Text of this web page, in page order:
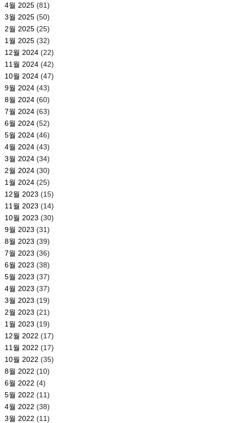
4월 2025(81)
3월 2025(50)
2월 2025(25)
1월 2025(32)
12월 2024(22)
11월 2024(42)
10월 2024(47)
9월 2024(43)
8월 2024(60)
7월 2024(63)
6월 2024(52)
5월 2024(46)
4월 2024(43)
3월 2024(34)
2월 2024(30)
1월 2024(25)
12월 2023 (15)
11월 2023 (14)
10월 2023 (30)
9월 2023 (31)
8월 2023 (39)
7월 2023 (36)
6월 2023 (38)
5월 2023 (37)
4월 2023 (37)
3월 2023 (19)
2월 2023 (21)
1월 2023 (19)
12월 2022 (17)
11월 2022 (17)
10월 2022 (35)
8월 2022 (10)
6월 2022 (4)
5월 2022 (11)
4월 2022 (38)
3월 2022 (11)